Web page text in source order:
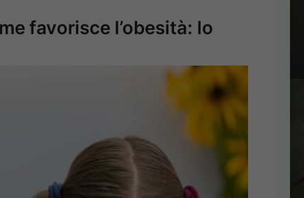
favorisce l’obesità: lo